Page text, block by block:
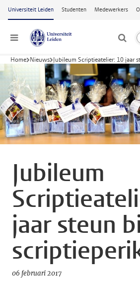
Ga naar hoofdinhoud
Universiteit Leiden Studenten Medewerkers
Menu
Home Nieuws Jubileum Scriptieatelier: 10 jaar
Jubileum
jaar steun
06 februari 2017